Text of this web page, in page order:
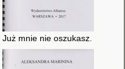
Już mnie nie oszukasz. T. 3